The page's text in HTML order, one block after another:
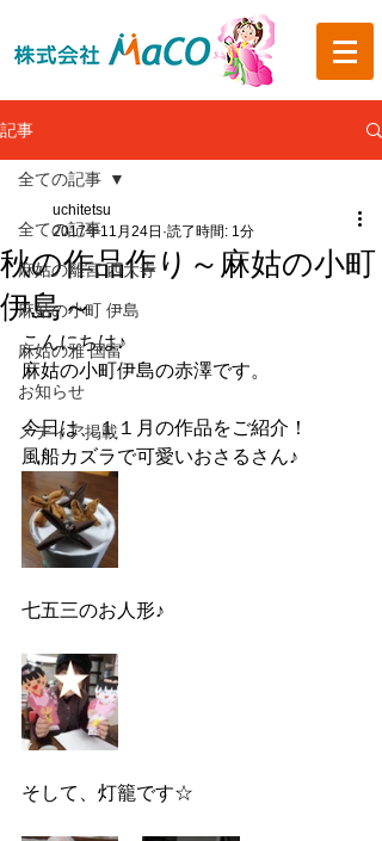
記事
全ての記事
麻姑の離宮 西大寺
麻姑の小町 伊島
麻姑の雅 国富
お知らせ
メディア掲載
全ての記事
秋の作品作り～麻姑の小町
伊島～
uchitetsu
2017年11月24日 読了時間: 1分
こんにちは♪
麻姑の小町伊島の赤澤です。
今日は、１１月の作品をご紹介！
風船カズラで可愛いおさるさん♪
七五三のお人形♪
そして、灯籠です☆